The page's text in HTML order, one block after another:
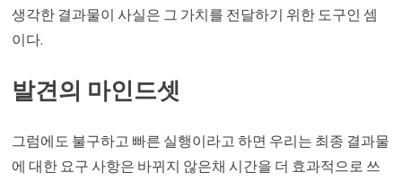
생각한 결과물이 사실은 그 가치를 전달하기 위한 도구인 셈
이다.
발견의 마인드셋
그럼에도 불구하고 빠른 실행이라고 하면 우리는 최종 결과물
에 대한 요구 사항은 바뀌지 않은채 시간을 더 효과적으로 쓰